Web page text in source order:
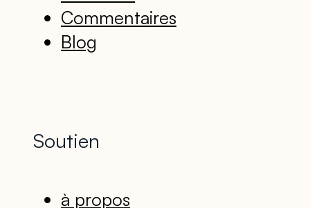
Commentaires
Blog
Soutien
à propos